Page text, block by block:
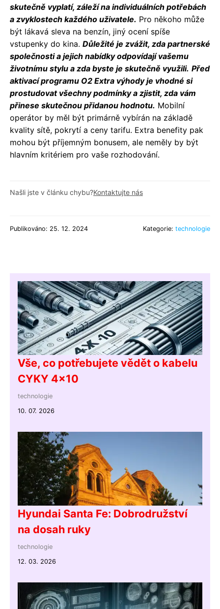
skutečně vyplatí, záleží na individuálních potřebách
a zvyklostech každého uživatele. Pro někoho může
být lákavá sleva na benzín, jiný ocení spíše
vstupenky do kina. Důležité je zvážit, zda partnerské
společnosti a jejich nabídky odpovídají vašemu
životnímu stylu a zda byste je skutečně využili. Před
aktivací programu O2 Extra výhody je vhodné si
prostudovat všechny podmínky a zjistit, zda vám
přinese skutečnou přidanou hodnotu. Mobilní
operátor by měl být primárně vybírán na základě
kvality sítě, pokrytí a ceny tarifu. Extra benefity pak
mohou být příjemným bonusem, ale neměly by být
hlavním kritériem pro vaše rozhodování.
Našli jste v článku chybu?Kontaktujte nás
Publikováno: 25. 12. 2024 Kategorie: technologie
Vše, co potřebujete vědět o kabelu
CYKY 4x10
technologie
10. 07. 2026
Hyundai Santa Fe: Dobrodružství
na dosah ruky
technologie
12. 03. 2026